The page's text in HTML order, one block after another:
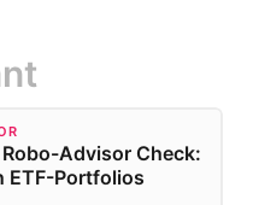
Advisor Check:
ETF-Portfolios